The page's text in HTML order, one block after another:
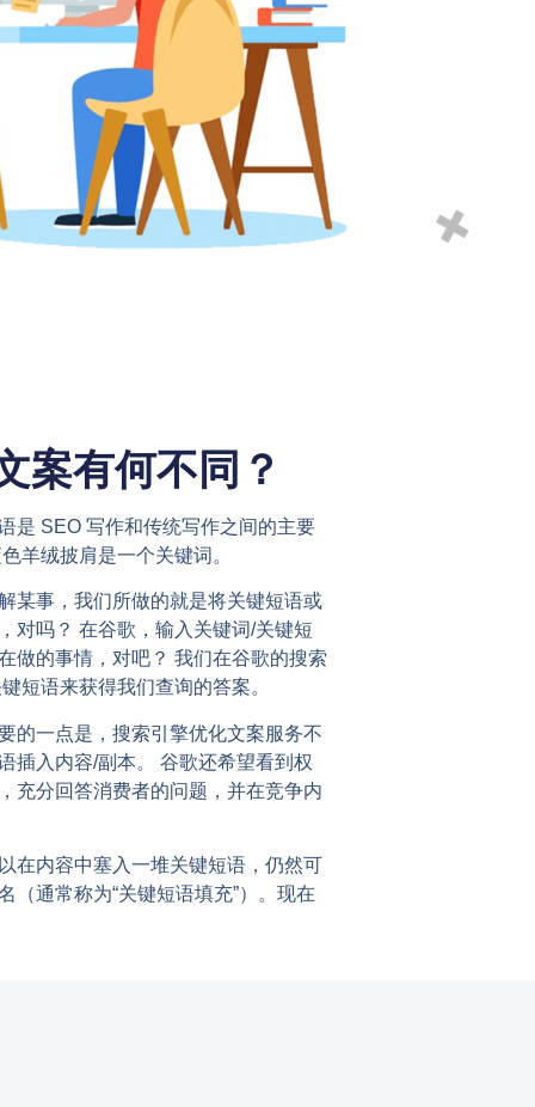
案有何不同？
是 SEO 写作和传统写作之间的主要
羊绒披肩是一个关键词。
某事，我们所做的就是将关键短语或
对吗？ 在谷歌，输入关键词/关键短
做的事情，对吧？ 我们在谷歌的搜索
短语来获得我们查询的答案。
的一点是，搜索引擎优化文案服务不
插入内容/副本。 谷歌还希望看到权
充分回答消费者的问题，并在竞争内
在内容中塞入一堆关键短语，仍然可
（通常称为“关键短语填充”）。现在